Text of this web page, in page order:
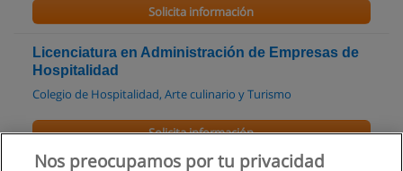
Solicita información
Licenciatura en Administración de Empresas de
Hospitalidad
Colegio de Hospitalidad, Arte culinario y Turismo
Solicita información
Nos preocupamos por tu privacidad